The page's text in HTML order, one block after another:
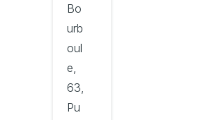
Bo
urb
oul
e,
63,
Pu